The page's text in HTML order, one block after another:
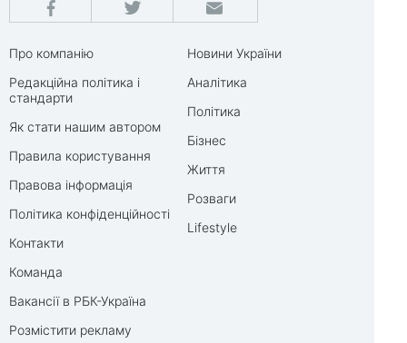
Про компанію
Редакційна політика і
стандарти
Як стати нашим автором
Правила користування
Правова інформація
Політика конфіденційності
Контакти
Команда
Вакансії в РБК-Україна
Розмістити рекламу
Новини України
Аналітика
Політика
Бізнес
Життя
Розваги
Lifestyle